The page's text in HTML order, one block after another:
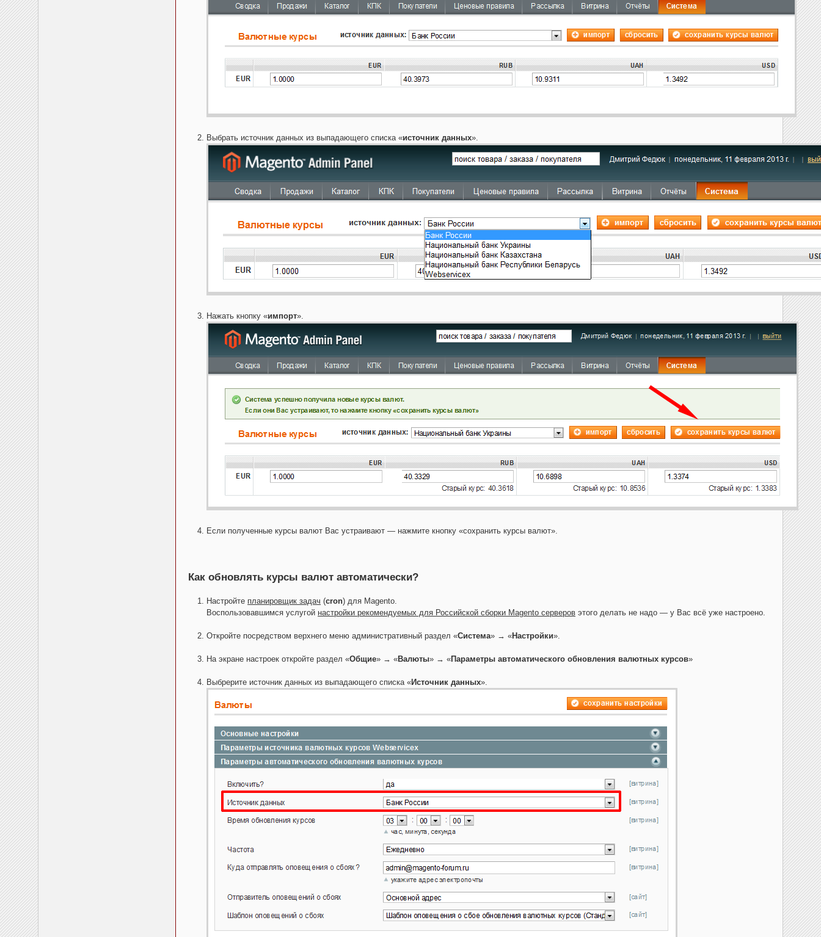
Выбрать источник данных из выпадающего списка «источник данных».
Нажать кнопку «импорт».
Если полученные курсы валют Вас устраивают — нажмите кнопку «сохранить курсы валют».
Как обновлять курсы валют автоматически?
Настройте планировщик задач (cron) для Magento.
Воспользовавшимся услугой настройки рекомендуемых для Российской сборки Magento серверов этого делать не надо — у Вас всё уже настроено.
Откройте посредством верхнего меню административный раздел «Система» → «Настройки».
На экране настроек откройте раздел «Общие» → «Валюты» → «Параметры автоматического обновления валютных курсов»
Выбрерите источник данных из выпадающего списка «Источник данных».